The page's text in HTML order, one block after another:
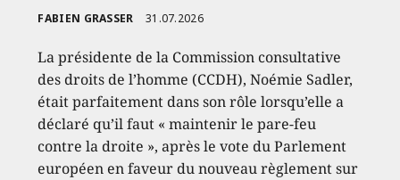
FABIEN GRASSER 31.07.2026
La présidente de la Commission consultative
des droits de l’homme (CCDH), Noémie Sadler,
était parfaitement dans son rôle lorsqu’elle a
déclaré qu’il faut « maintenir le pare-feu
contre la droite », après le vote du Parlement
européen en faveur du nouveau règlement sur